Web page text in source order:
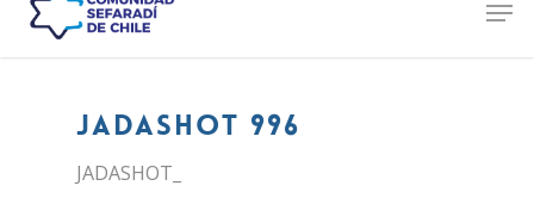
Hit enter to search or ESC to close
JADASHOT 996
JADASHOT_